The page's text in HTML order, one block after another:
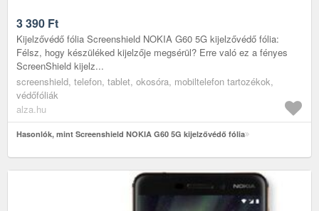
3 390 Ft
Kijelzővédő fólia Screenshield NOKIA G60 5G kijelzővédő fólia:
Félsz, hogy készüléked kijelzője megsérül? Erre való ez a fényes
ScreenShield kijelz...
screenshield, telefon, tablet, okosóra, mobiltelefon tartozékok,
védőfóliák
alza.hu
Hasonlók, mint Screenshield NOKIA G60 5G kijelzővédő fólia